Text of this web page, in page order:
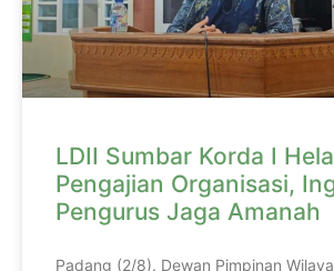
LDII Sumbar Korda I
Pengajian Organisasi,
Pengurus Jaga Amanah
Padang (2/8). Dewan Pimpinan